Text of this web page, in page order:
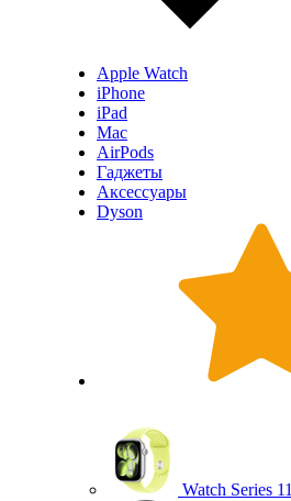
Apple Watch
iPhone
iPad
Mac
AirPods
Гаджеты
Аксессуары
Dyson
Watch Series 11